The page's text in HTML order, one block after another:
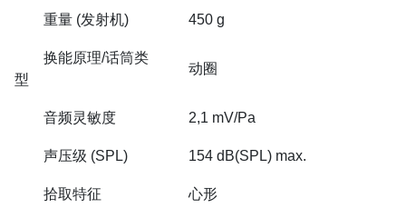
重量 (发射机) 450 g
换能原理/话筒类
型
动圈
音频灵敏度 2,1 mV/Pa
声压级 (SPL) 154 dB(SPL) max.
拾取特征 心形